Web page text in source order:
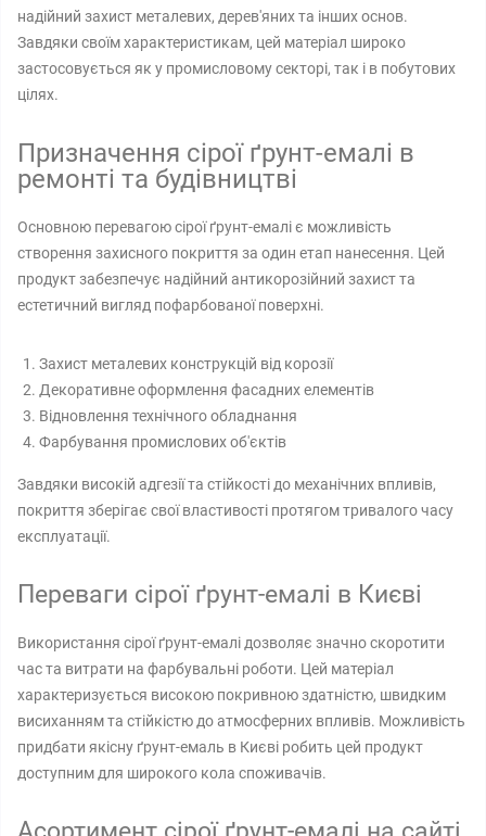
надійний захист металевих, дерев'яних та інших основ.
Завдяки своїм характеристикам, цей матеріал широко
застосовується як у промисловому секторі, так і в побутових
цілях.
Призначення сірої ґрунт-емалі в
ремонті та будівництві
Основною перевагою сірої ґрунт-емалі є можливість
створення захисного покриття за один етап нанесення. Цей
продукт забезпечує надійний антикорозійний захист та
естетичний вигляд пофарбованої поверхні.
Захист металевих конструкцій від корозії
Декоративне оформлення фасадних елементів
Відновлення технічного обладнання
Фарбування промислових об'єктів
Завдяки високій адгезії та стійкості до механічних впливів,
покриття зберігає свої властивості протягом тривалого часу
експлуатації.
Переваги сірої ґрунт-емалі в Києві
Використання сірої ґрунт-емалі дозволяє значно скоротити
час та витрати на фарбувальні роботи. Цей матеріал
характеризується високою покривною здатністю, швидким
висиханням та стійкістю до атмосферних впливів. Можливість
придбати якісну ґрунт-емаль в Києві робить цей продукт
доступним для широкого кола споживачів.